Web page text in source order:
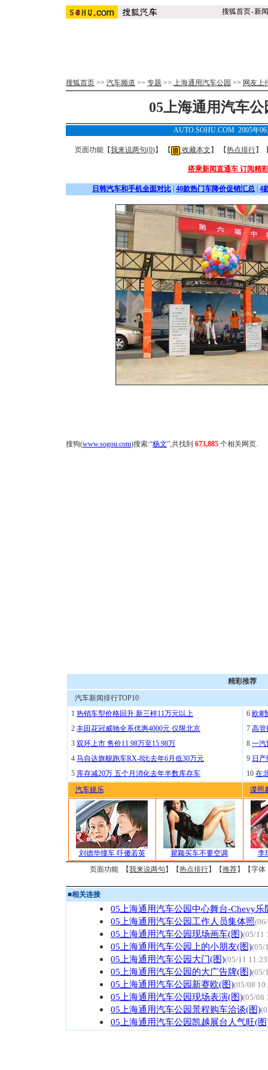
搜狐首页-新闻
搜狐首页 >> 汽车频道 >> 专题 >> 上海通用汽车公园 >> 网友上
05上海通用汽车
AUTO.SOHU.COM 2005年
页面功能【我来说两句(0)】 【 收藏本文 】 【热点排行】
搭乘新闻直通车 订阅精
日韩汽车和手机全面对比 40款热门车降价促销汇总 4
搜狗(www.sogou.com)搜索:“杨文”,共找到 673,885 个相关网页.
精彩推荐
汽车新闻排行TOP10
1 热销车型价格回升 新三样11万元以上
2 丰田花冠威驰全系优惠4000元 仅限北京
3 双环上市 售价11.98万至15.98万
4 马自达旗舰跑车RX-8比去年6月低30万元
5 库存减20万 五个月消化去年半数库存车
6 欧Ⅲ
7 高管
8 一汽
9 日
10 在
汽车娱乐
谍照
刘德华撞车 吓傻若英 瞿颖买车不要空调
李
页面功能 【我来说两句 】【热点排行】【推荐】【字体
■相关连接
05上海通用汽车公园中心舞台-Chevy乐
05上海通用汽车公园工作人员集体照
05上海通用汽车公园现场画车(图)(05/11
05上海通用汽车公园上的小朋友(图)(05/
05上海通用汽车公园大门(图)(05/11
05上海通用汽车公园的大广告牌(图)(05/
05上海通用汽车公园新赛欧(图)(05/08
05上海通用汽车公园现场表演(图)(05/08
05上海通用汽车公园景程购车洽谈(图)
05上海通用汽车公园凯越展台人气旺(